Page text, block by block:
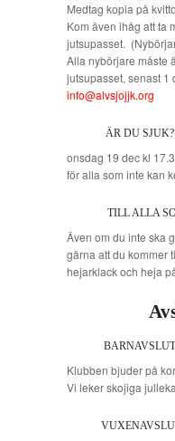
Medtag kopia på
Kom även ihåg att ta
jutsupasset.
Alla nybörjare måste
jutsupasset, senast 1
info@alvsjojjk.org
ÄR DU
onsdag 19 dec kl
för alla som inte kan
TILL ALLA
Även om du inte ska
gärna att du kommer
hejarklack och heja
Klubben bjuder på
Vi leker skojiga